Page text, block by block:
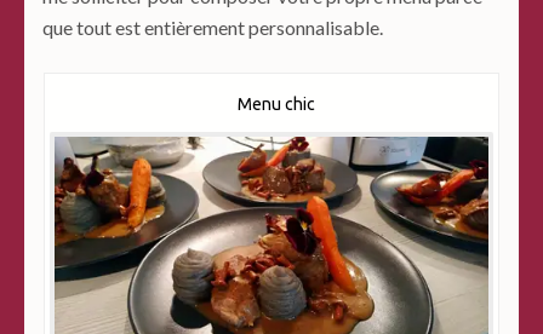
que tout est entièrement personnalisable.
Menu chic